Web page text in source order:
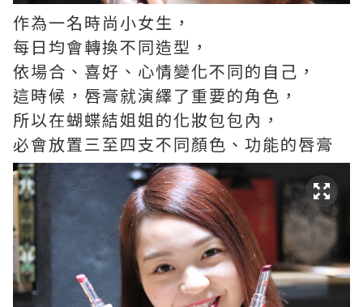
作為一名時尚小女生，
每日均會轉換不同造型，
依場合、喜好、心情變化不同的自己，
這時候，唇膏就演繹了重要的角色，
所以在蝴蝶結姐姐的化妝包包內，
必會放置三至四支不同顏色、功能的唇膏